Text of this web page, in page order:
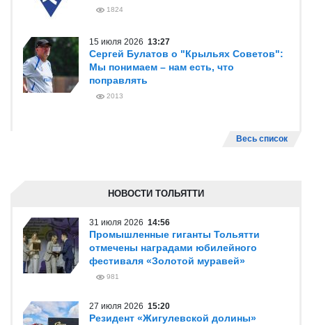
1824
15 июля 2026 13:27
Сергей Булатов о "Крыльях Советов":
Мы понимаем – нам есть, что
поправлять
2013
Весь список
НОВОСТИ ТОЛЬЯТТИ
31 июля 2026 14:56
Промышленные гиганты Тольятти
отмечены наградами юбилейного
фестиваля «Золотой муравей»
981
27 июля 2026 15:20
Резидент «Жигулевской долины»